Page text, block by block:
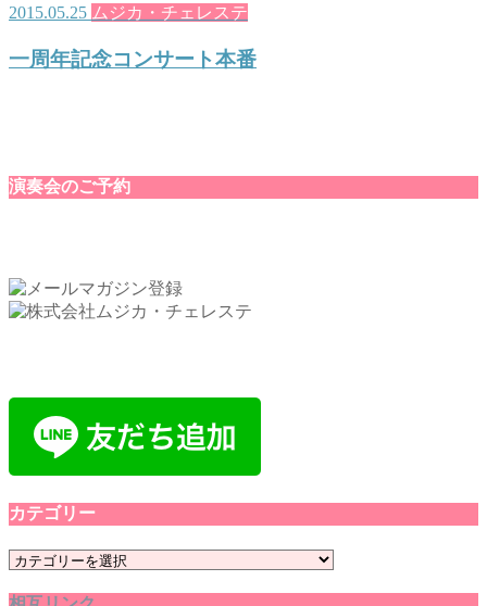
2015.05.25 ムジカ・チェレステ
一周年記念コンサート本番
演奏会のご予約
カテゴリー
カ